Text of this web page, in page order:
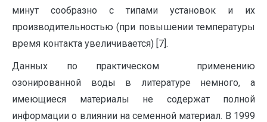
минут сообразно с типами установок и их
производительностью (при повышении температуры
время контакта увеличивается) [7].
Данных по практическом применению
озонированной воды в литературе немного, а
имеющиеся материалы не содержат полной
информации о влиянии на семенной материал. В 1999